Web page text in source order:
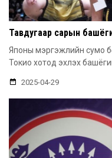
Тавдугаар сарын
Японы мэргэжлийн сумо
Токио хотод эхлэх
2025-04-29